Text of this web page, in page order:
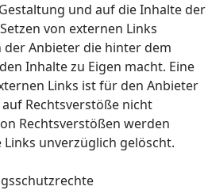
und auf die Inhalte der
von externen Links
der Anbieter die hinter dem
Inhalte zu Eigen macht. Eine
Links ist für den Anbieter
Rechtsverstöße nicht
Rechtsverstößen werden
unverzüglich gelöscht.